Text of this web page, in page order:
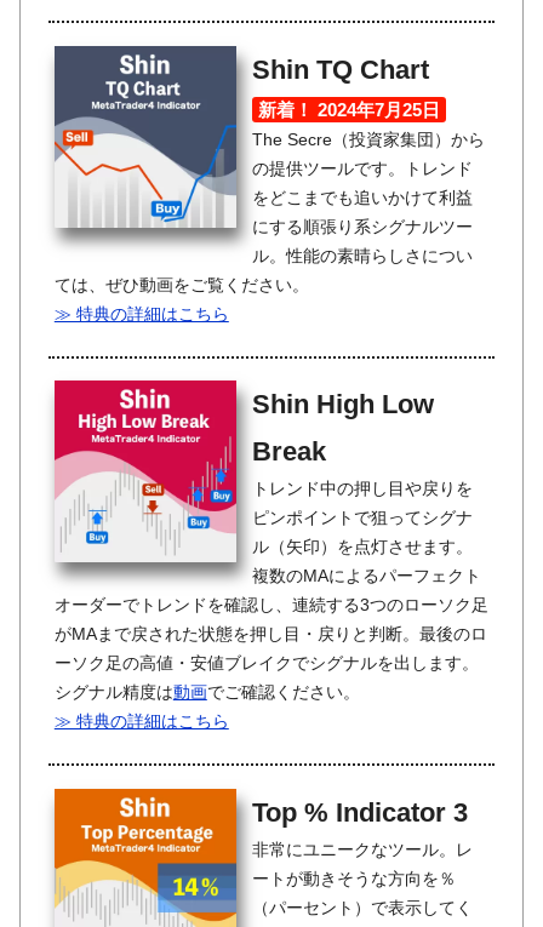
Shin TQ Chart
新着！ 2024年7月25日
The Secre（投資家集団）から
の提供ツールです。トレンド
をどこまでも追いかけて利益
にする順張り系シグナルツー
ル。性能の素晴らしさについ
ては、ぜひ動画をご覧ください。
≫ 特典の詳細はこちら
Shin High Low
Break
トレンド中の押し目や戻りを
ピンポイントで狙ってシグナ
ル（矢印）を点灯させます。
複数のMAによるパーフェクト
オーダーでトレンドを確認し、連続する3つのローソク足
がMAまで戻された状態を押し目・戻りと判断。最後のロ
ーソク足の高値・安値ブレイクでシグナルを出します。
シグナル精度は動画でご確認ください。
≫ 特典の詳細はこちら
Top % Indicator 3
非常にユニークなツール。レ
ートが動きそうな方向を％
（パーセント）で表示してく